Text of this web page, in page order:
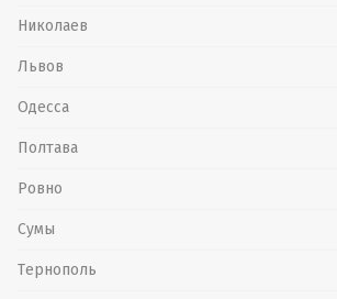
Николаев
Львов
Одесса
Полтава
Ровно
Сумы
Тернополь